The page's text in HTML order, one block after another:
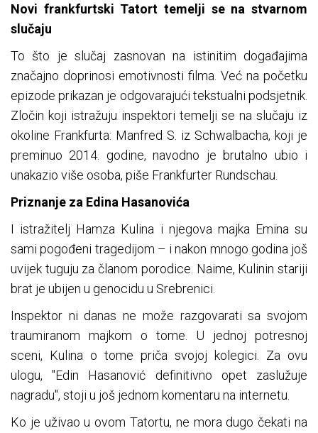
Novi frankfurtski Tatort temelji se na stvarnom
slučaju
To što je slučaj zasnovan na istinitim događajima
značajno doprinosi emotivnosti filma. Već na početku
epizode prikazan je odgovarajući tekstualni podsjetnik.
Zločin koji istražuju inspektori temelji se na slučaju iz
okoline Frankfurta: Manfred S. iz Schwalbacha, koji je
preminuo 2014. godine, navodno je brutalno ubio i
unakazio više osoba, piše Frankfurter Rundschau.
Priznanje za Edina Hasanovića
I istražitelj Hamza Kulina i njegova majka Emina su
sami pogođeni tragedijom – i nakon mnogo godina još
uvijek tuguju za članom porodice. Naime, Kulinin stariji
brat je ubijen u genocidu u Srebrenici.
Inspektor ni danas ne može razgovarati sa svojom
traumiranom majkom o tome. U jednoj potresnoj
sceni, Kulina o tome priča svojoj kolegici. Za ovu
ulogu, "Edin Hasanović definitivno opet zaslužuje
nagradu", stoji u još jednom komentaru na internetu.
Ko je uživao u ovom Tatortu, ne mora dugo čekati na